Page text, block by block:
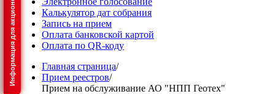
Калькулятор дат собрания
Запись на прием
Оплата банковской картой
Оплата по QR-коду
Главная страница/
Прием реестров/
Прием на обслуживание АО "НПП Геотех"